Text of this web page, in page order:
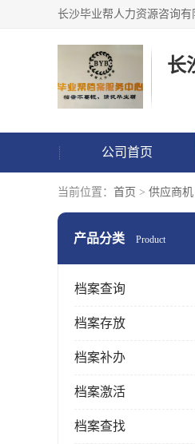
公司首页
当前位置： 首页 > 供应商机
产品分类 Product
档案查询
档案存放
档案补办
档案激活
档案查找